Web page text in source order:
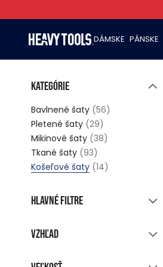
DÁMSKE PÁNSKE
Kategórie
Bavlnené šaty (56)
Pletené šaty (29)
Mikinové šaty (38)
Tkané šaty (93)
Košeľové šaty (14)
Hlavné filtre
Vzhľad